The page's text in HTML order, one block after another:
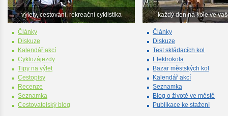
výlety, cestování, rekreační cyklistika
Články
Diskuze
Kalendář akcí
Cyklozájezdy
Tipy na výlet
Cestopisy
Recenze
Seznamka
Cestovatelský blog
každý den na kole ve
Články
Diskuze
Test skládacích kol
Elektrokola
Bazar městských kol
Kalendář akcí
Seznamka
Blog o životě ve městě
Publikace ke stažení